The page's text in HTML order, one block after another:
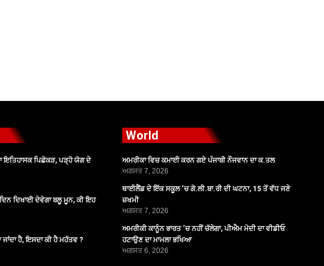
ਇਤਿਹਾਸਕ ਪਿਛੋਕੜ, ਪੜ੍ਹੋ ਯੋਗ ਦੇ
ਦਿਖਾਈ ਦੇਵੇਗਾ ਬਲੂ ਮੂਨ, ਕੀ ਇਹ
ਹੈ, ਇਸਦਾ ਕੀ ਹੈ ਮਹੱਤਵ ?
World
ਅਮਰੀਕਾ ਵਿਚ ਕਮਾਈ ਕਰਨ ਗਏ ਪੰਜਾਬੀ ਨੌਜਵਾਨ ਦਾ ਕ.ਤਲ
ਅਗਸਤ 7, 2026
ਥਾਈਲੈਂਡ ਦੇ ਇੱਕ ਸਕੂਲ ‘ਚ ਗੋ.ਲੀ.ਬਾ.ਰੀ ਦੀ ਘਟਨਾ, 15 ਤੋਂ ਵੱਧ ਜਣੇ
ਜ਼ਖਮੀ
ਅਗਸਤ 7, 2026
ਅਮਰੀਕੀ ਕਾਨੂੰਨ ਭਾਰਤ ‘ਚ ਨਹੀਂ ਚੱਲੇਗਾ, ਪੀਐਮ ਮੋਦੀ ਦਾ ਵੀਡੀਓ
ਹਟਾਉਣ ਦਾ ਮਾਮਲਾ ਭਖਿਆ
ਅਗਸਤ 6, 2026